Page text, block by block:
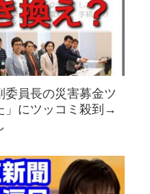
員長の災害募金ツ
」にツッコミ殺到→